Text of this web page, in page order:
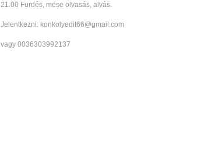
21.00 Fürdés, mese olvasás, alvás.
Jelentkezni: konkolyedit66@gmail.com
vagy 0036303992137